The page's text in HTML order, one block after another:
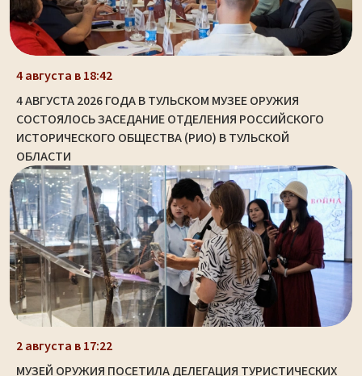
4 августа в 18:42
4 АВГУСТА 2026 ГОДА В ТУЛЬСКОМ МУЗЕЕ ОРУЖИЯ
СОСТОЯЛОСЬ ЗАСЕДАНИЕ ОТДЕЛЕНИЯ РОССИЙСКОГО
ИСТОРИЧЕСКОГО ОБЩЕСТВА (РИО) В ТУЛЬСКОЙ
ОБЛАСТИ
2 августа в 17:22
МУЗЕЙ ОРУЖИЯ ПОСЕТИЛА ДЕЛЕГАЦИЯ ТУРИСТИЧЕСКИХ